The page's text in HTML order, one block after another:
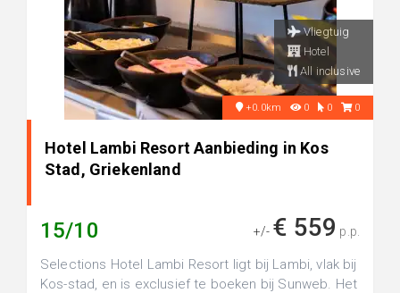
Vliegtuig
Hotel
All inclusive
+0.0km 0 0 0
Hotel Lambi Resort Aanbieding in Kos
Stad, Griekenland
15/10 +/- € 559 p.p.
Selections Hotel Lambi Resort ligt bij Lambi, vlak bij
Kos-stad, en is exclusief te boeken bij Sunweb. Het